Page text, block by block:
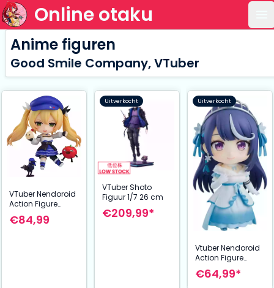
Online otaku
Anime figuren
Good Smile Company, VTuber
VTuber Nendoroid
Action Figure
Dokibird 10 cm
€84,99
Uitverkocht
VTuber Shoto
Figuur 1/7 26 cm
€209,99*
Uitverkocht
Vtuber Nendoroid
Action Figure
Kokorone Awayuki
10 cm
€64,99*